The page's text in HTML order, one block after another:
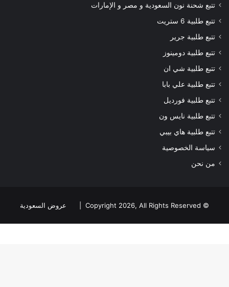
تتبع شحنة نون السعودية و مصر و الإمارات
تتبع طلبية 6 ستريت
تتبع طلبية جرير
تتبع طلبية دومينوز
تتبع طلبية شي ان
تتبع طلبية علي بابا
تتبع طلبية فورديل
تتبع طلبية نايس ون
تتبع طلبية هاي بيبي
سياسة الخصوصية
من نحن
© Copyright 2026, All Rights Reserved | عروض السعودية